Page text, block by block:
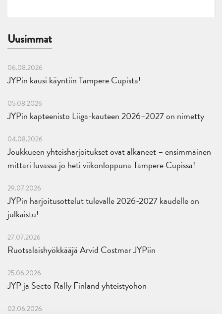
Uusimmat
06.08.2026
JYPin kausi käyntiin Tampere Cupista!
05.08.2026
JYPin kapteenisto Liiga-kauteen 2026–2027 on nimetty
04.08.2026
Joukkueen yhteisharjoitukset ovat alkaneet – ensimmäinen
mittari luvassa jo heti viikonloppuna Tampere Cupissa!
29.07.2026
JYPin harjoitusottelut tulevalle 2026-2027 kaudelle on
julkaistu!
27.07.2026
Ruotsalaishyökkääjä Arvid Costmar JYPiin
25.06.2026
JYP ja Secto Rally Finland yhteistyöhön
02.06.2026